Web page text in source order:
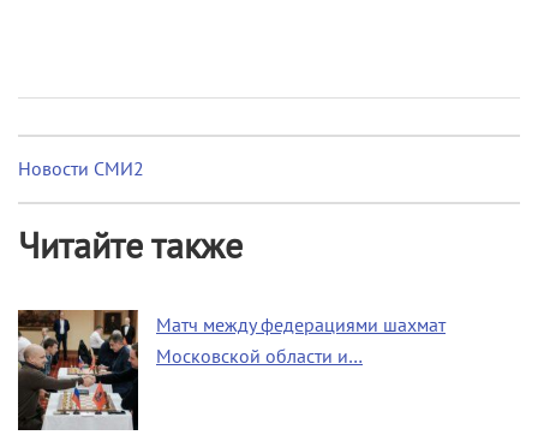
Новости СМИ2
Читайте также
Матч между федерациями шахмат
Московской области и…